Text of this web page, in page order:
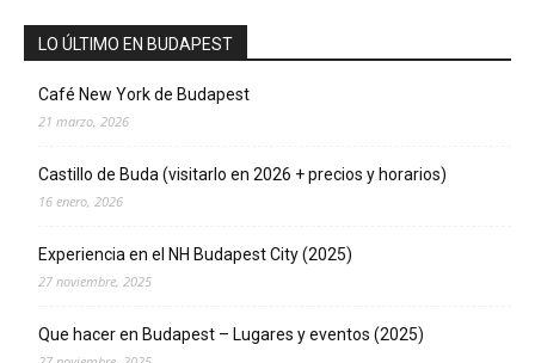
LO ÚLTIMO EN BUDAPEST
Café New York de Budapest
21 marzo, 2026
Castillo de Buda (visitarlo en 2026 + precios y horarios)
16 enero, 2026
Experiencia en el NH Budapest City (2025)
27 noviembre, 2025
Que hacer en Budapest – Lugares y eventos (2025)